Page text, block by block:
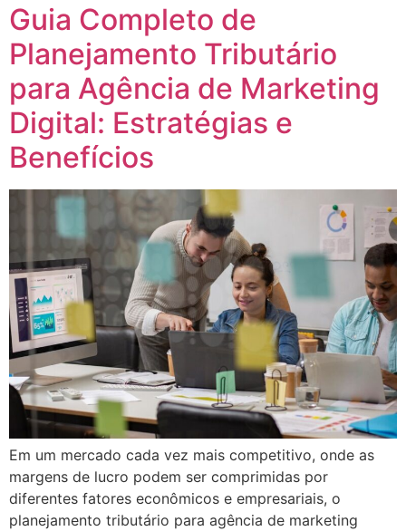
Guia Completo de
Planejamento Tributário
para Agência de Marketing
Digital: Estratégias e
Benefícios
Em um mercado cada vez mais competitivo, onde as
margens de lucro podem ser comprimidas por
diferentes fatores econômicos e empresariais, o
planejamento tributário para agência de marketing